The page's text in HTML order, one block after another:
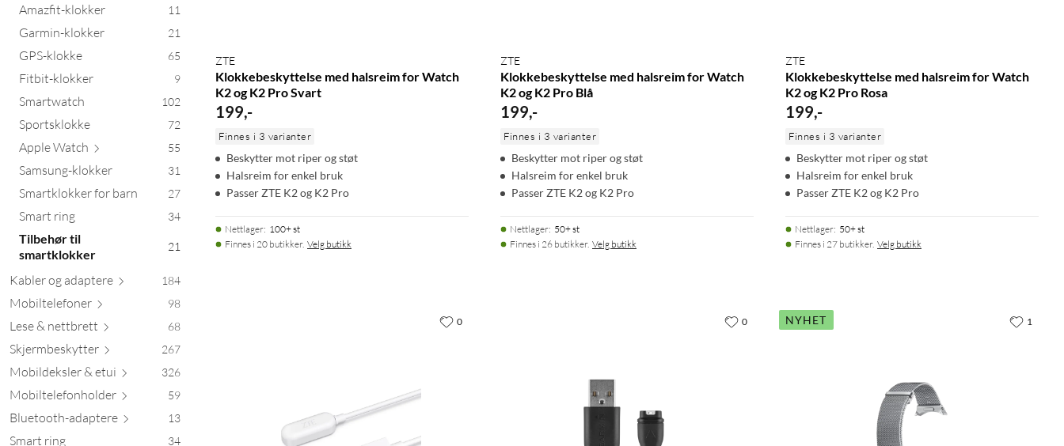
Amazfit-klokker 11
Garmin-klokker 21
GPS-klokke 65
Fitbit-klokker 9
Smartwatch 102
Sportsklokke 72
AppleWatch 55
Samsung-klokker 31
Smartklokker for barn 27
Smart ring 34
Tilbehør til
smartklokker
21
Kabler og adaptere 184
Mobiltelefoner 98
Lese & nettbrett 68
Skjermbeskytter 267
Mobildeksler & etui 326
Mobiltelefonholder 59
Bluetooth-adaptere 13
Smart ring 34
ZTE
Klokkebeskyttelse med halsreim for Watch
K2 og K2 Pro Svart
199,-
Finnes i 3 varianter
Beskytter mot riper og støt
Halsreim for enkel bruk
Passer ZTE K2 og K2 Pro
Nettlager: 100+ st
Finnes i 20 butikker. Velg butikk
ZTE
Klokkebeskyttelse med halsreim for Watch
K2 og K2 Pro Blå
199,-
Finnes i 3 varianter
Beskytter mot riper og støt
Halsreim for enkel bruk
Passer ZTE K2 og K2 Pro
Nettlager: 50+ st
Finnes i 26 butikker. Velg butikk
ZTE
Klokkebeskyttelse med halsreim for Watch
K2 og K2 Pro Rosa
199,-
Finnes i 3 varianter
Beskytter mot riper og støt
Halsreim for enkel bruk
Passer ZTE K2 og K2 Pro
Nettlager: 50+ st
Finnes i 27 butikker. Velg butikk
0 0 NYHET 1